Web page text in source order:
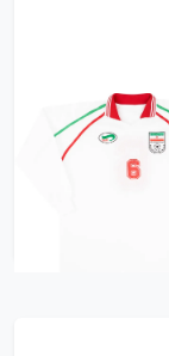
1999 Iran
Worn Home L/
#6